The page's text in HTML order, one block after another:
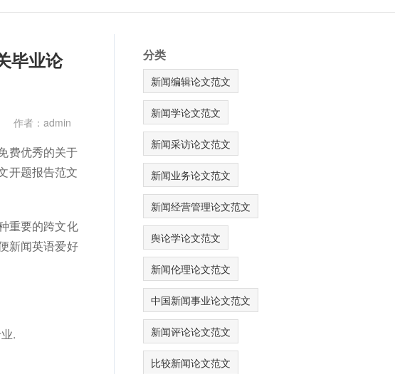
毕业论
作者：admin
费优秀的关于
开题报告范文
重要的跨文化
新闻英语爱好
.
分类
新闻编辑论文范文
新闻学论文范文
新闻采访论文范文
新闻业务论文范文
新闻经营管理论文范文
舆论学论文范文
新闻伦理论文范文
中国新闻事业论文范文
新闻评论论文范文
比较新闻论文范文